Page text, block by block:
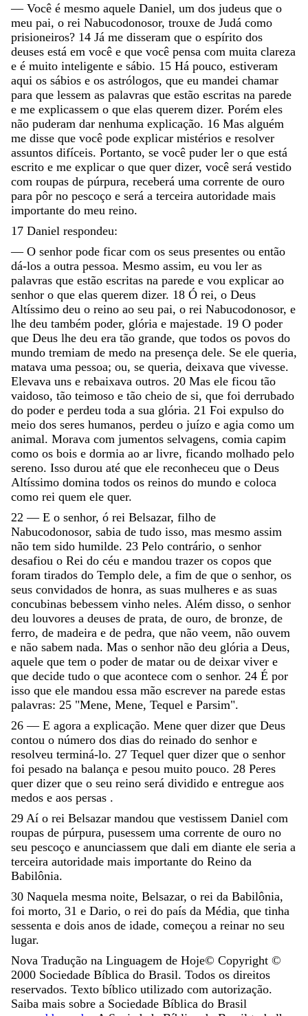
— Você é mesmo aquele Daniel, um dos judeus que o
meu pai, o rei Nabucodonosor, trouxe de Judá como
prisioneiros? 14 Já me disseram que o espírito dos
deuses está em você e que você pensa com muita clareza
e é muito inteligente e sábio. 15 Há pouco, estiveram
aqui os sábios e os astrólogos, que eu mandei chamar
para que lessem as palavras que estão escritas na parede
e me explicassem o que elas querem dizer. Porém eles
não puderam dar nenhuma explicação. 16 Mas alguém
me disse que você pode explicar mistérios e resolver
assuntos difíceis. Portanto, se você puder ler o que está
escrito e me explicar o que quer dizer, você será vestido
com roupas de púrpura, receberá uma corrente de ouro
para pôr no pescoço e será a terceira autoridade mais
importante do meu reino.
17 Daniel respondeu:
— O senhor pode ficar com os seus presentes ou então
dá-los a outra pessoa. Mesmo assim, eu vou ler as
palavras que estão escritas na parede e vou explicar ao
senhor o que elas querem dizer. 18 Ó rei, o Deus
Altíssimo deu o reino ao seu pai, o rei Nabucodonosor, e
lhe deu também poder, glória e majestade. 19 O poder
que Deus lhe deu era tão grande, que todos os povos do
mundo tremiam de medo na presença dele. Se ele queria,
matava uma pessoa; ou, se queria, deixava que vivesse.
Elevava uns e rebaixava outros. 20 Mas ele ficou tão
vaidoso, tão teimoso e tão cheio de si, que foi derrubado
do poder e perdeu toda a sua glória. 21 Foi expulso do
meio dos seres humanos, perdeu o juízo e agia como um
animal. Morava com jumentos selvagens, comia capim
como os bois e dormia ao ar livre, ficando molhado pelo
sereno. Isso durou até que ele reconheceu que o Deus
Altíssimo domina todos os reinos do mundo e coloca
como rei quem ele quer.
22 — E o senhor, ó rei Belsazar, filho de
Nabucodonosor, sabia de tudo isso, mas mesmo assim
não tem sido humilde. 23 Pelo contrário, o senhor
desafiou o Rei do céu e mandou trazer os copos que
foram tirados do Templo dele, a fim de que o senhor, os
seus convidados de honra, as suas mulheres e as suas
concubinas bebessem vinho neles. Além disso, o senhor
deu louvores a deuses de prata, de ouro, de bronze, de
ferro, de madeira e de pedra, que não veem, não ouvem
e não sabem nada. Mas o senhor não deu glória a Deus,
aquele que tem o poder de matar ou de deixar viver e
que decide tudo o que acontece com o senhor. 24 É por
isso que ele mandou essa mão escrever na parede estas
palavras: 25 "Mene, Mene, Tequel e Parsim".
26 — E agora a explicação. Mene quer dizer que Deus
contou o número dos dias do reinado do senhor e
resolveu terminá-lo. 27 Tequel quer dizer que o senhor
foi pesado na balança e pesou muito pouco. 28 Peres
quer dizer que o seu reino será dividido e entregue aos
medos e aos persas .
29 Aí o rei Belsazar mandou que vestissem Daniel com
roupas de púrpura, pusessem uma corrente de ouro no
seu pescoço e anunciassem que dali em diante ele seria a
terceira autoridade mais importante do Reino da
Babilônia.
30 Naquela mesma noite, Belsazar, o rei da Babilônia,
foi morto, 31 e Dario, o rei do país da Média, que tinha
sessenta e dois anos de idade, começou a reinar no seu
lugar.
Nova Tradução na Linguagem de Hoje© Copyright ©
2000 Sociedade Bíblica do Brasil. Todos os direitos
reservados. Texto bíblico utilizado com autorização.
Saiba mais sobre a Sociedade Bíblica do Brasil